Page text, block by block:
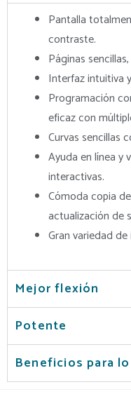
Pantalla
contraste.
Páginas
Interfaz intuitiva
Programación
eficaz con
Curvas sencillas
Ayuda en línea y
interactivas.
Cómoda copia
actualización de
Gran variedad
Mejor flexión
Potente
Beneficios para